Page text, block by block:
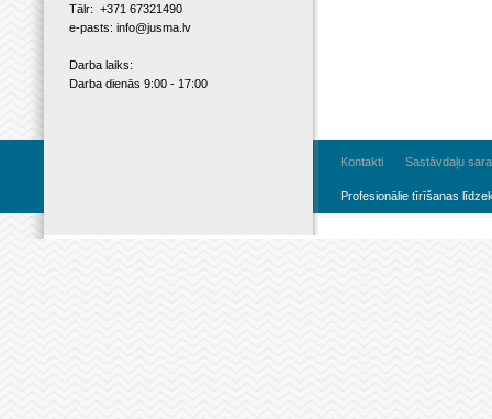
Tālr: +371 67321490
e-pasts: info@jusma.lv
Darba laiks:
Darba dienās 9:00 - 17:00
Kontakti Sastāvdaļu
Profesionālie tīrīšanas